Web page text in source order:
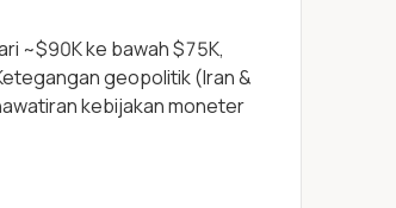
~$90K ke bawah $75K,
geopolitik (Iran &
kebijakan moneter